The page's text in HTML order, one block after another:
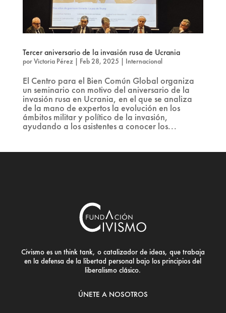
Tercer aniversario de la invasión rusa de Ucrania
porVictoria Pérez| Feb 28, 2025 | Internacional
El Centro para el Bien Común Global organiza
un seminario con motivo del aniversario de la
invasión rusa en Ucrania, en el que se analiza
de la mano de expertos la evolución en los
ámbitos militar y político de la invasión,
ayudando a los asistentes a conocer los...
Civismo es un think tank, o catalizador de ideas, que trabaja
en la defensa de la libertad personal bajo los principios del
liberalismo clásico.
ÚNETE A NOSOTROS